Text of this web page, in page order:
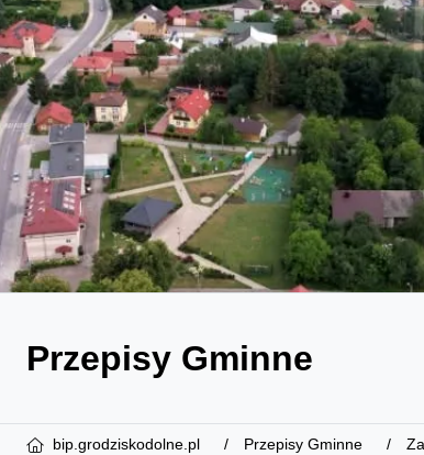
Przepisy Gminne
bip.grodziskodolne.pl Przepisy Gminne